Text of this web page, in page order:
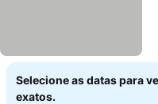
Selecione as datas para
exatos.